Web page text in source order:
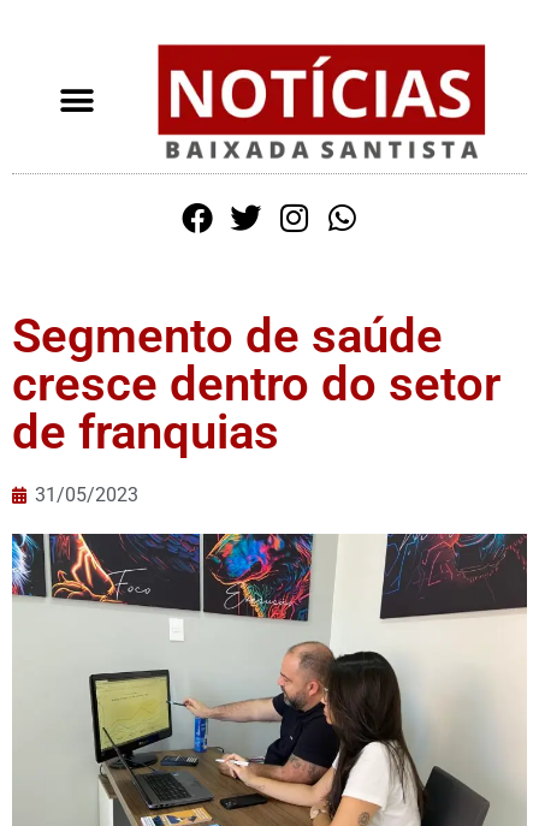
Segmento de saúde
cresce dentro do setor
de franquias
31/05/2023